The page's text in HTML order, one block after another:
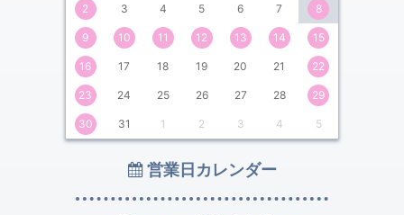
2 3 4 5 6 7 8
9 10 11 12 13 14 15
16 17 18 19 20 21 22
23 24 25 26 27 28 29
30 31 1 2 3 4 5
営業日カレンダー